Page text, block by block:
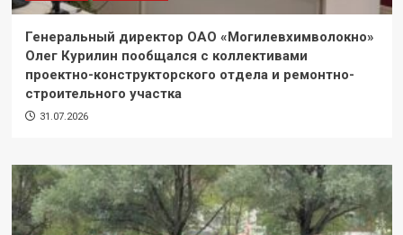
Генеральный директор ОАО «Могилевхимволокно»
Олег Курилин пообщался с коллективами
проектно-конструкторского отдела и ремонтно-
строительного участка
31.07.2026